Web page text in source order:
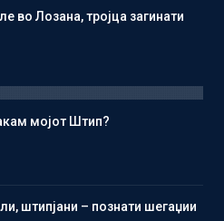
во Лозана, тројца загинати
мојот Штип?
штипјани – познати шегаџии